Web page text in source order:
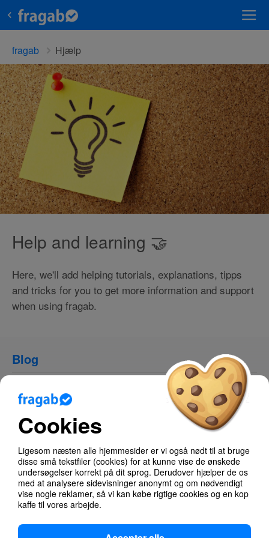
Cookies
Ligesom næsten alle hjemmesider er vi også nødt til at bruge
disse små tekstfiler (cookies) for at kunne vise de ønskede
undersøgelser korrekt på dit sprog. Derudover hjælper de os
med at analysere sidevisninger anonymt og om nødvendigt
vise nogle reklamer, så vi kan købe rigtige cookies og en kop
kaffe til vores arbejde.
fragab Hjælp
Blog
About fragab
Documentation
Troubleshooting
Poll Types
Help and learning 🤝
Here, we'll add helping tutorials, explanations, tipps
and tricks for you to get more information and support
when using fragab.